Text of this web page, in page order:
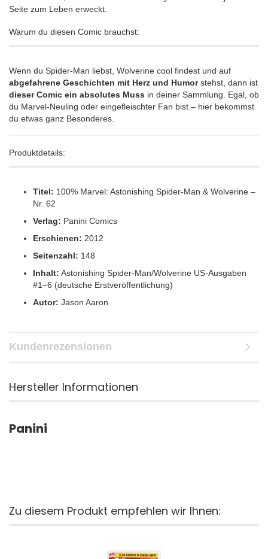
Seite zum Leben erweckt.
Warum du diesen Comic brauchst:
Wenn du Spider-Man liebst, Wolverine cool findest und auf
abgefahrene Geschichten mit Herz und Humorstehst, dann ist
dieser Comic ein absolutes Muss in deiner Sammlung. Egal, ob
du Marvel-Neuling oder eingefleischter Fan bist – hier bekommst
du etwas ganz Besonderes.
Produktdetails:
Titel: 100% Marvel: Astonishing Spider-Man & Wolverine –
Nr. 62
Verlag: Panini Comics
Erschienen: 2012
Seitenzahl: 148
Inhalt: Astonishing Spider-Man/Wolverine US-Ausgaben
#1–6 (deutsche Erstveröffentlichung)
Autor: Jason Aaron
Kundenrezensionen
Hersteller Informationen
Panini
Zu diesem Produkt empfehlen wir Ihnen: